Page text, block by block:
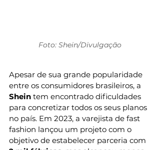
Foto: Shein/Divulgação
Apesar de sua grande popularidade
entre os consumidores brasileiros, a
Shein tem encontrado dificuldades
para concretizar todos os seus planos
no país. Em 2023, a varejista de fast
fashion lançou um projeto com o
objetivo de estabelecer parceria com